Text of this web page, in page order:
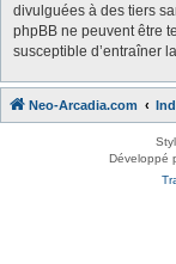
divulguées à des tiers
phpBB ne peuvent être
susceptible d’entraîner
Neo-Arcadia.com
Développé